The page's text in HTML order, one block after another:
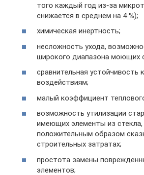
того каждый год из-за
снижается в среднем на 4 %);
химическая инертность;
несложность ухода,
широкого диапазона моющих
сравнительная устойчивость
воздействиям;
малый коэффициент
возможность утилизации
имеющих элементы из стекла,
положительным образом
строительных затратах;
простота замены
элементов;